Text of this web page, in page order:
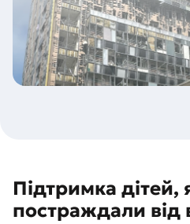
Підтримка дітей,
постраждали від